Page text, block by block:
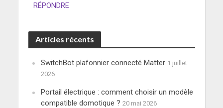
RÉPONDRE
Articles récents
SwitchBot plafonnier connecté Matter 1 juillet
2026
Portail électrique : comment choisir un modèle
compatible domotique ? 20 mai 2026